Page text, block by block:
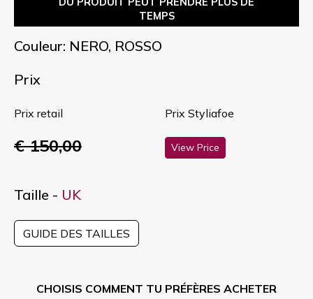
TEMPS
Couleur: NERO, ROSSO
Prix
Prix retail
€ 150,00
Prix Styliafoe
View Price
Taille - UK
GUIDE DES TAILLES
CHOISIS COMMENT TU PRÉFÈRES ACHETER